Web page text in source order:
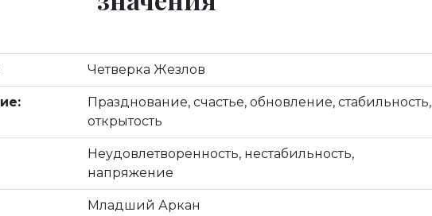
Четверка Жезлов
Празднование, счастье, обновление, стабильность,
открытость
Неудовлетворенность, нестабильность,
напряжение
Младший Аркан